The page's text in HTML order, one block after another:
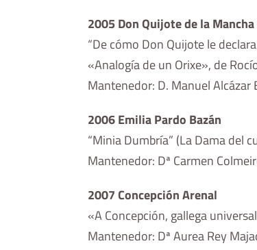
2005 Don Quijote de la Mancha
“De cómo Don Quijote le
«Analogía de un Orixe», de
Mantenedor: D. Manuel Alcázar
2006 Emilia Pardo Bazán
“Minia Dumbría” (La Dama del
Mantenedor: Dª Carmen
2007 Concepción Arenal
«A Concepción, gallega
Mantenedor: Dª Aurea Rey